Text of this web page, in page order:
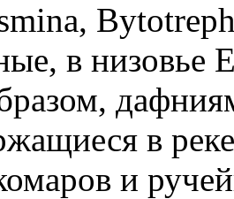
в низовье
в
и